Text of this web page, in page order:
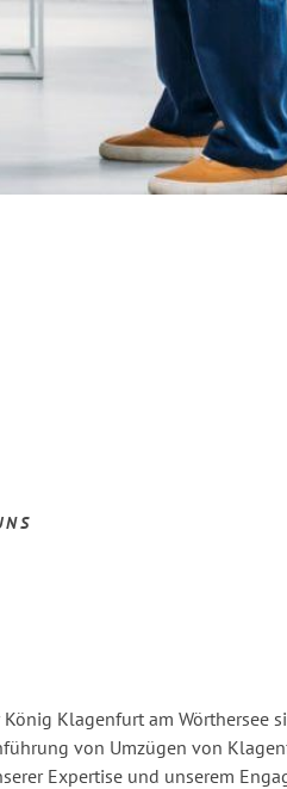
König Klagenfurt am Wörthersee
von Umzügen von
Expertise und unserem